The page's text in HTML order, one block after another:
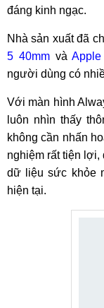
đáng kinh ngạc.
Nhà sản xuất đã
5 40mmvà
người dùng có
Với màn hình
luôn nhìn thấy
không cần nhấn
nghiệm rất tiện lợi,
dữ liệu sức khỏe
hiện tại.